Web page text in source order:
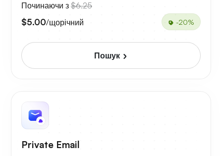
Починаючи з $6.25
$5.00/щорічний -20%
Пошук
Private Email